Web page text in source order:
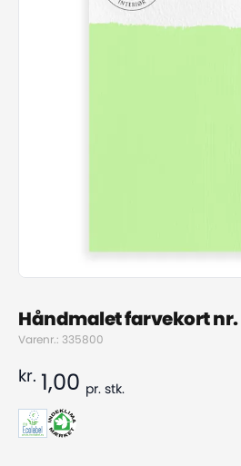
Håndmalet farvekort nr.
Varenr.: 335800
kr. 1,00 pr. stk.